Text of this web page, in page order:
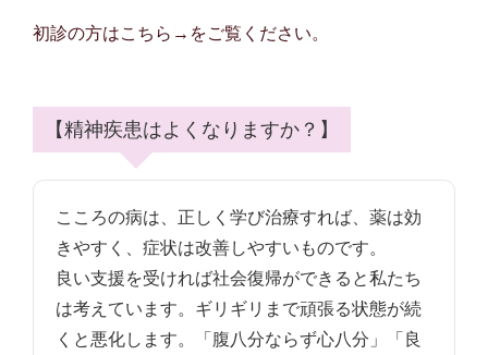
初診の方はこちら→をご覧ください。
【精神疾患はよくなりますか？】
こころの病は、正しく学び治療すれば、薬は効
きやすく、症状は改善しやすいものです。
良い支援を受ければ社会復帰ができると私たち
は考えています。ギリギリまで頑張る状態が続
くと悪化します。「腹八分ならず心八分」「良